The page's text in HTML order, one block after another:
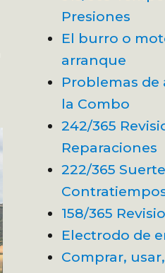
Presiones
El burro o
arranque
Problemas de
la Combo
242/365
Reparaciones
222/365
158/365
Electrodo de
Comprar,